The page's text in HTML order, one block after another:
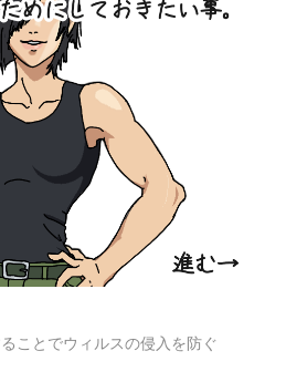
ことでウィルスの侵入を防ぐ